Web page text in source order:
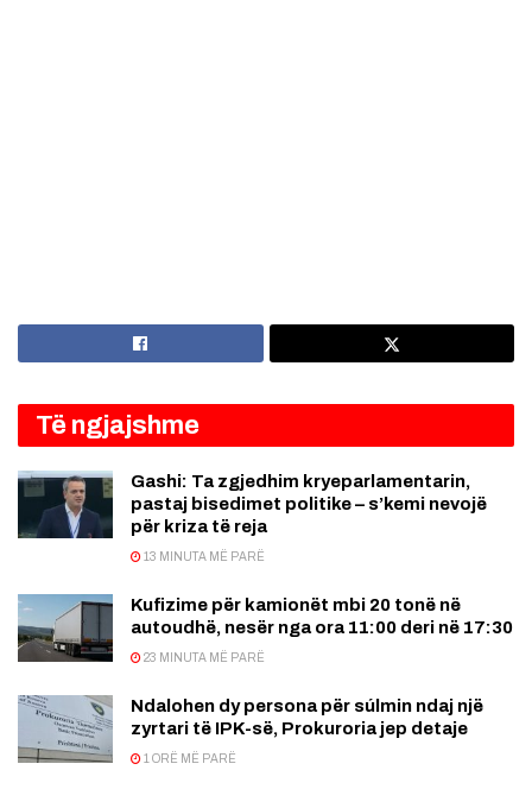
Të ngjajshme
Gashi: Ta zgjedhim kryeparlamentarin,
pastaj bisedimet politike – s’kemi nevojë
për kriza të reja
13 MINUTA MË PARË
Kufizime për kamionët mbi 20 tonë në
autoudhë, nesër nga ora 11:00 deri në 17:30
23 MINUTA MË PARË
Ndalohen dy persona për súlmin ndaj një
zyrtari të IPK-së, Prokuroria jep detaje
1 ORË MË PARË